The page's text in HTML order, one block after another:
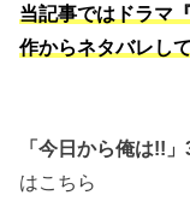
当記事ではドラマ
作からネタバレし
「今日から俺は!!
はこちら